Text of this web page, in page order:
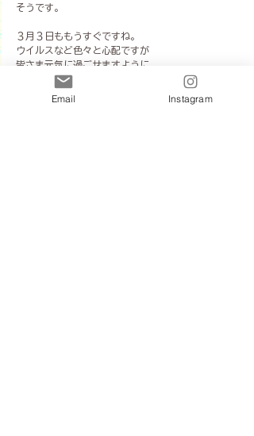
そうです。
３月３日ももうすぐですね。
ウイルスなど色々と心配ですが
皆さま元気に過ごせますように。
Email Instagram